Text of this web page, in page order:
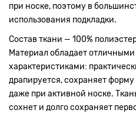
при носке, поэтому в
использования подкладки.
Состав ткани — 100%
Материал обладает
характеристиками:
драпируется, сохраняет
даже при активной носке.
сохнет и долго сохраняет